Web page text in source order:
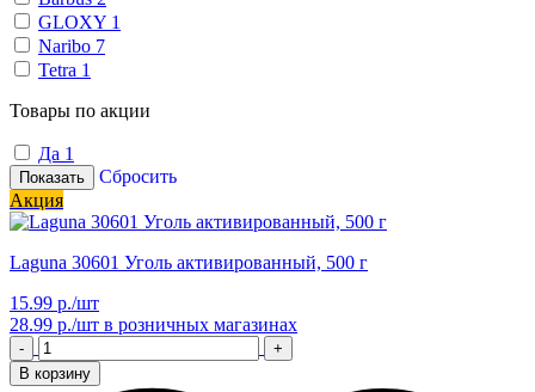
GLOXY 1
Naribo 7
Tetra 1
Товары по акции
Да 1
Показать
Сбросить
Акция
Laguna 30601 Уголь активированный, 500 г
15.99 р./шт
28.99 р./шт в розничных магазинах
-
+
В корзину